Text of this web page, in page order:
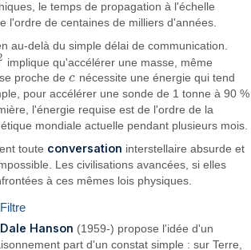
le temps de propagation à l'échelle
l'ordre de centaines de milliers d'années.
au-delà du simple délai de communication.
implique qu'accélérer une masse, même
proche dec
c nécessite une énergie qui tend
pour accélérer une sonde de 1 tonne à 90 %
l'énergie requise est de l'ordre de la
mondiale actuelle pendant plusieurs mois.
toute conversation interstellaire absurde et
Les civilisations avancées, si elles
à ces mêmes lois physiques.
Hanson (1959-) propose l'idée d'un
part d'un constat simple : sur Terre,